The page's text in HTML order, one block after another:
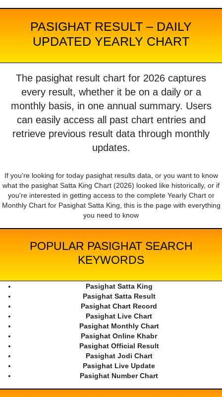
PASIGHAT RESULT – DAILY
UPDATED YEARLY CHART
The pasighat result chart for 2026 captures
every result, whether it be on a daily or a
monthly basis, in one annual summary. Users
can easily access all past chart entries and
retrieve previous result data through monthly
updates.
If you're looking for today pasighat results data, or you want to know
what the pasighat Satta King Chart (2026) looked like historically, or if
you're interested in getting access to the complete Yearly Chart or
Monthly Chart for Pasighat Satta King, this is the page with everything
you need to know
POPULAR PASIGHAT SEARCH
KEYWORDS
Pasighat Satta King
Pasighat Satta Result
Pasighat Chart Record
Pasighat Live Chart
Pasighat Monthly Chart
Pasighat Online Khabr
Pasighat Official Result
Pasighat Jodi Chart
Pasighat Live Update
Pasighat Number Chart